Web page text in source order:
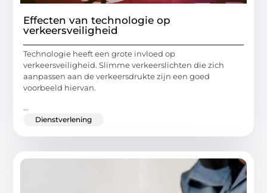
Effecten van technologie op
verkeersveiligheid
Technologie heeft een grote invloed op
verkeersveiligheid. Slimme verkeerslichten die zich
aanpassen aan de verkeersdrukte zijn een goed
voorbeeld hiervan.
...
Dienstverlening